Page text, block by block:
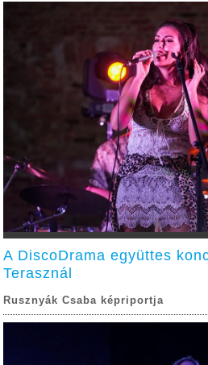
A DiscoDrama együttes
Terasznál
Rusznyák Csaba képriportja